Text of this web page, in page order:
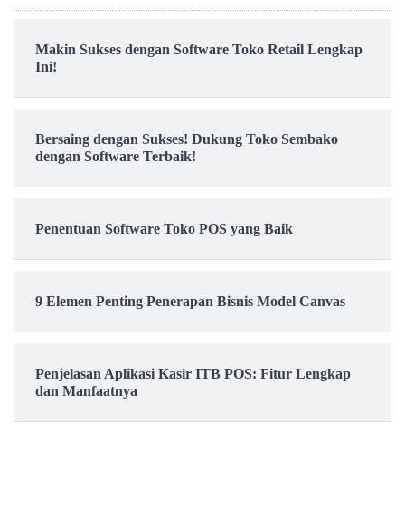
Makin Sukses dengan Software Toko Retail Lengkap
Ini!
Bersaing dengan Sukses! Dukung Toko Sembako
dengan Software Terbaik!
Penentuan Software Toko POS yang Baik
9 Elemen Penting Penerapan Bisnis Model Canvas
Penjelasan Aplikasi Kasir ITB POS: Fitur Lengkap
dan Manfaatnya